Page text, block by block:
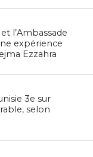
l’Ambassade
expérience
Ezzahra
3e sur
selon